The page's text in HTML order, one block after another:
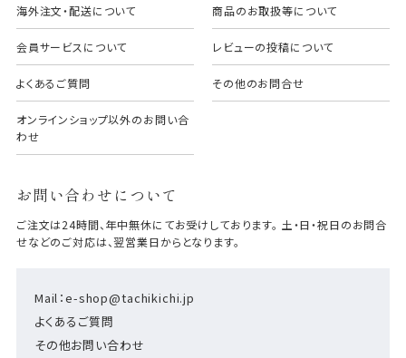
海外注文・配送について 商品のお取扱等について
会員サービスについて レビューの投稿について
よくあるご質問 その他のお問合せ
オンラインショップ以外のお問い合
わせ
お問い合わせについて
Mail：e-shop@tachikichi.jp
よくあるご質問
その他お問い合わせ
ご注文は24時間、年中無休にてお受けしております。 土・日・祝日のお問合
せなどのご対応は、翌営業日からとなります。